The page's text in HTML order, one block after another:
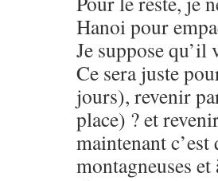
Hanoi pour
Je suppose qu’il
Ce sera juste
jours), revenir
place) ? et
maintenant
montagneuses